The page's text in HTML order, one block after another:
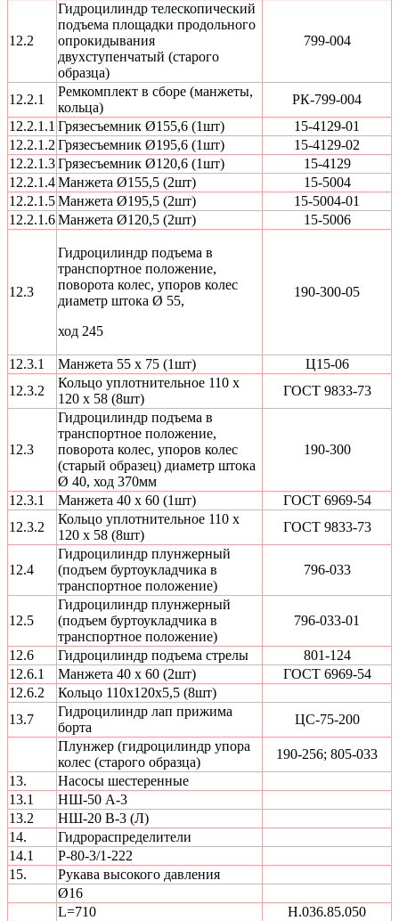
12.2
Гидроцилиндр телескопический
подъема площадки продольного
опрокидывания
двухступенчатый (старого
образца)
799-004
12.2.1
Ремкомплект в сборе (манжеты,
кольца)
РК-799-004
12.2.1.1 Грязесъемник Ø155,6 (1шт)
15-4129-01
12.2.1.2 Грязесъемник Ø195,6 (1шт)
15-4129-02
12.2.1.3Грязесъемник Ø120,6 (1шт)
15-4129
12.2.1.4Манжета Ø155,5 (2шт)
15-5004
12.2.1.5Манжета Ø195,5 (2шт)
15-5004-01
12.2.1.6Манжета Ø120,5 (2шт) 15-5006
12.3
Гидроцилиндр подъема в
транспортное положение,
поворота колес, упоров колес
диаметр штока Ø 55,
ход 245
190-300-05
12.3.1 Манжета 55 х 75 (1шт)
Ц15-06
12.3.2
Кольцо уплотнительное 110 х
120 х 58 (8шт)
ГОСТ 9833-73
12.3
Гидроцилиндр подъема в
транспортное положение,
поворота колес, упоров колес
(старый образец) диаметр штока
Ø 40, ход 370мм
190-300
12.3.1 Манжета 40 х 60 (1шт)
ГОСТ 6969-54
12.3.2
Кольцо уплотнительное 110 х
120 х 58 (8шт)
ГОСТ 9833-73
12.4
Гидроцилиндр плунжерный
(подъем буртоукладчика в
транспортное положение)
796-033
12.5
Гидроцилиндр плунжерный
(подъем буртоукладчика в
транспортное положение)
796-033-01
12.6 Гидроцилиндр подъема стрелы
801-124
12.6.1
Манжета 40 х 60 (2шт)
ГОСТ 6969-54
12.6.2
Кольцо 110х120х5,5 (8шт)
13.7
Гидроцилиндр лап прижима
борта
ЦС-75-200
Плунжер (гидроцилиндр упора
колес (старого образца)
190-256; 805-033
13.
Насосы шестеренные
13.1
НШ-50 А-3
13.2
НШ-20 В-3 (Л)
14.
Гидрораспределители
14.1
Р-80-3/1-222
15.
Рукава высокого давления
Ø16
L=710
Н.036.85.050